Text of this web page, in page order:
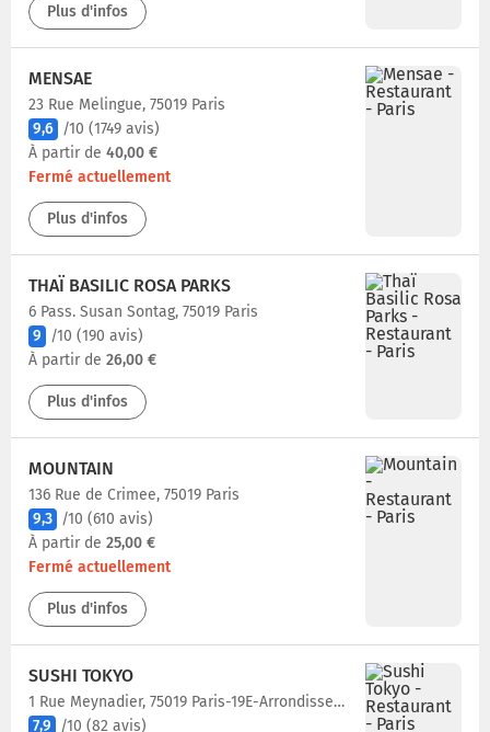
Plus d'infos
MENSAE
23 Rue Melingue, 75019 Paris
9,6 /10 (1749 avis)
À partir de 40,00 €
Fermé actuellement
Plus d'infos
THAÏ BASILIC ROSA PARKS
6 Pass. Susan Sontag, 75019 Paris
9
/10 (190 avis)
À partir de 26,00 €
Plus d'infos
MOUNTAIN
136 Rue de Crimee, 75019 Paris
9,3 /10 (610 avis)
À partir de 25,00 €
Fermé actuellement
Plus d'infos
SUSHI TOKYO
1 Rue Meynadier, 75019 Paris-19E-Arrondissement
7,9
/10 (82 avis)